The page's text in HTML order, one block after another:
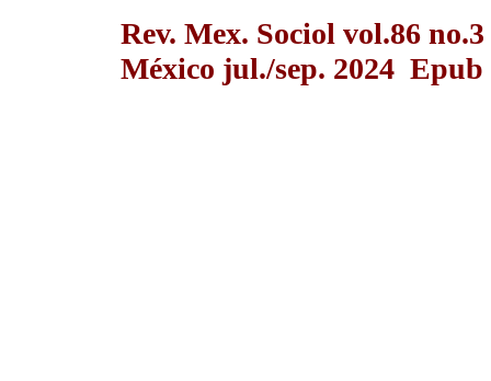
Rev. Mex. Sociol vol.86
México jul./sep. 2024 Epub